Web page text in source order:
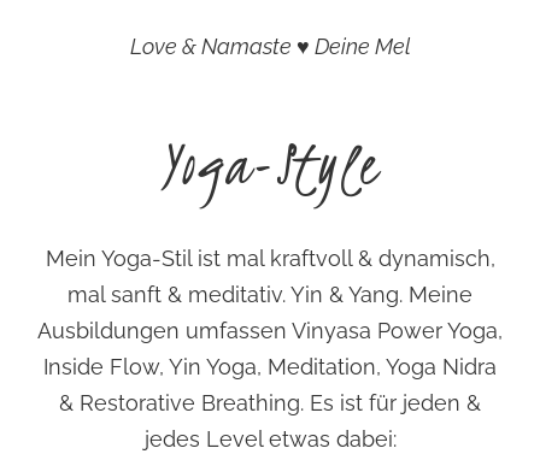
Love & Namaste ♥ Deine Mel
Yoga-Style
Mein Yoga-Stil ist mal kraftvoll & dynamisch,
mal sanft & meditativ. Yin & Yang. Meine
Ausbildungen umfassen Vinyasa Power Yoga,
Inside Flow, Yin Yoga, Meditation, Yoga Nidra
& Restorative Breathing. Es ist für jeden &
jedes Level etwas dabei: